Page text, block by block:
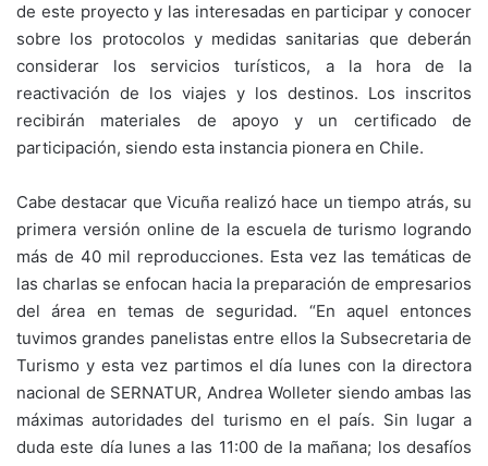
de este proyecto y las interesadas en participar y conocer
sobre los protocolos y medidas sanitarias que deberán
considerar los servicios turísticos, a la hora de la
reactivación de los viajes y los destinos. Los inscritos
recibirán materiales de apoyo y un certificado de
participación, siendo esta instancia pionera en Chile.
Cabe destacar que Vicuña realizó hace un tiempo atrás, su
primera versión online de la escuela de turismo logrando
más de 40 mil reproducciones. Esta vez las temáticas de
las charlas se enfocan hacia la preparación de empresarios
del área en temas de seguridad. “En aquel entonces
tuvimos grandes panelistas entre ellos la Subsecretaria de
Turismo y esta vez partimos el día lunes con la directora
nacional de SERNATUR, Andrea Wolleter siendo ambas las
máximas autoridades del turismo en el país. Sin lugar a
duda este día lunes a las 11:00 de la mañana; los desafíos